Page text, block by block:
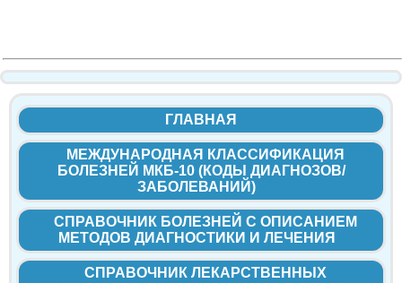
ГЛАВНАЯ
МЕЖДУНАРОДНАЯ КЛАССИФИКАЦИЯ
БОЛЕЗНЕЙ МКБ-10 (КОДЫ ДИАГНОЗОВ/
ЗАБОЛЕВАНИЙ)
СПРАВОЧНИК БОЛЕЗНЕЙ С ОПИСАНИЕМ
МЕТОДОВ ДИАГНОСТИКИ И ЛЕЧЕНИЯ
СПРАВОЧНИК ЛЕКАРСТВЕННЫХ